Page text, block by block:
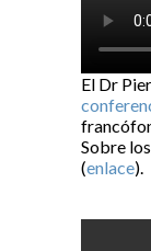
El Dr
Sobre los
(enlace).